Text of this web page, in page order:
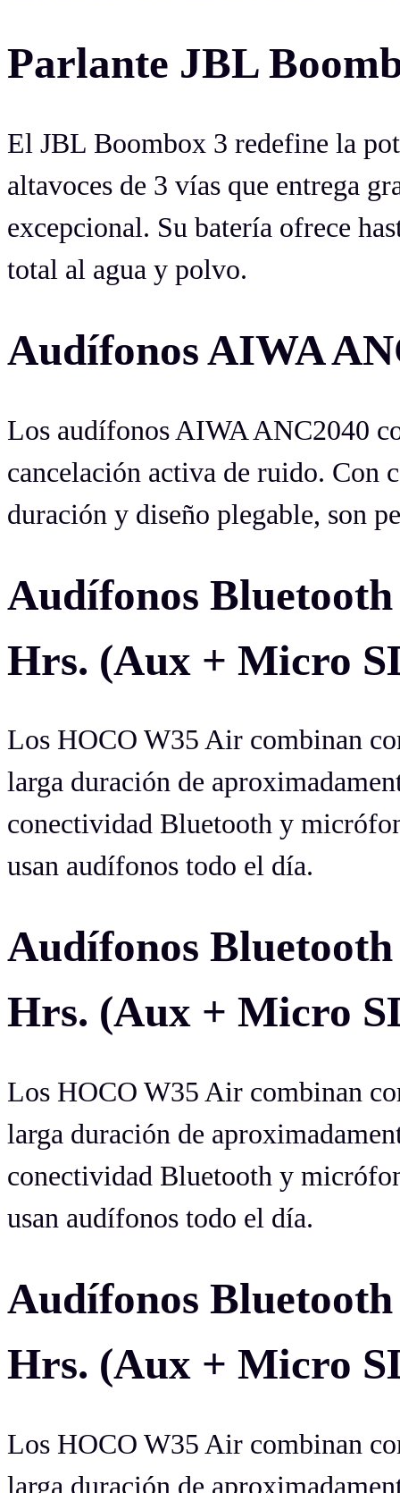
Parlante JBL
El JBL Boombox 3 redefine la
altavoces de 3 vías que entrega
excepcional. Su batería ofrece
total al agua y polvo.
Audífonos AIWA
Los audífonos AIWA ANC2040
cancelación activa de ruido. Con
duración y diseño plegable, son
Audífonos
Hrs. (Aux + Micro
Los HOCO W35 Air combinan
larga duración de
conectividad Bluetooth y
usan audífonos todo el día.
Audífonos
Hrs. (Aux + Micro
Los HOCO W35 Air combinan
larga duración de
conectividad Bluetooth y
usan audífonos todo el día.
Audífonos
Hrs. (Aux + Micro
Los HOCO W35 Air combinan
larga duración de